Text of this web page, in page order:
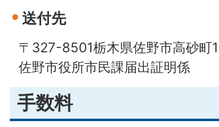
送付先
〒327-8501栃木県佐野市高砂町
佐野市役所市民課届出証明係
手数料